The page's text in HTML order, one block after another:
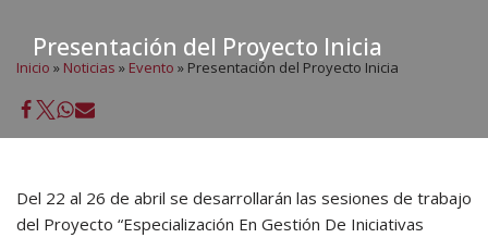
Presentación del Proyecto Inicia
Inicio » Noticias » Evento » Presentación del Proyecto Inicia
Del 22 al 26 de abril se desarrollarán las sesiones de trabajo
del Proyecto “Especialización En Gestión De Iniciativas